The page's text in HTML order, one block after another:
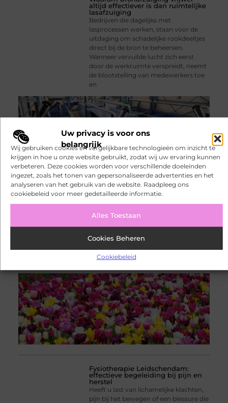
Uw privacy is voor ons
belangrijk
Wij gebruiken cookies en vergelijkbare technologieën om inzicht te
krijgen in hoe u onze website gebruikt, zodat wij uw ervaring kunnen
verbeteren. Deze cookies worden voor verschillende doeleinden
ingezet, zoals het tonen van gepersonaliseerde advertenties en het
analyseren van het gebruik van de website. Raadpleeg ons
cookiebeleid voor meer gedetailleerde informatie.
Alles Toestaan
Cookies Beheren
Cookiebeleid
altijd effectiever is dan ruimtelijke
lasafzuiging
Bedrijven die dagelijks met
lasprocessen werken, staan voor de
uitdaging om schadelijke rookdeeltjes
direct bij de bron te beheersen.
Wanneer vervuilde lucht zich eerst
door de werkruimte verspreidt, neemt
de blootstelling van medewerkers toe
en
Waarom tuinklompen onmisbaar
zijn voor elke tuinier
Tuinieren is voor velen een moment
van ontspanning, maar ongemakkelijk
simpelweg rondlopen in de tuin krijgt
je schoeisel heel wat te verduren. Wie
slim
Fysiotherapie Leidschendam:
effectieve begeleiding bij pijn en
herstel
Heeft u last van lichamelijke klachten,
pijn bij het bewegen of een blessure die